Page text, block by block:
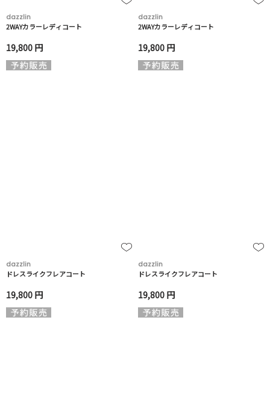
dazzlin
2WAYカラーレディコート
19,800 円
dazzlin
2WAYカラーレディコート
19,800 円
dazzlin
ドレスライクフレアコート
19,800 円
dazzlin
ドレスライクフレアコート
19,800 円